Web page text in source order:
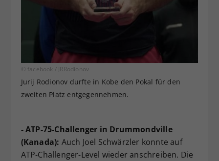
© facebook / JRRodionov
Jurij Rodionov durfte in Kobe den Pokal für den
zweiten Platz entgegennehmen.
- ATP-75-Challenger in Drummondville
(Kanada): Auch Joel Schwärzler konnte auf
ATP-Challenger-Level wieder anschreiben. Die